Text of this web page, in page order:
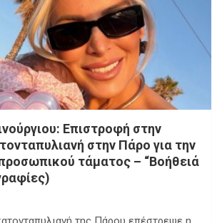
Επιστροφή στην
στην Πάρο για την
τάματος – “Βοήθειά